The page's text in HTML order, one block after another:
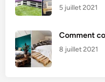
5 juillet 2021
Comment
8 juillet 2021